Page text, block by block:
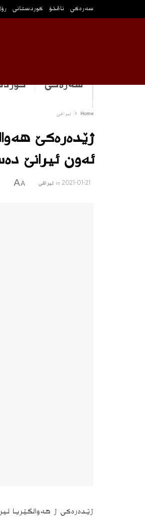
سه‌ره‌كی ناڤخۆ كوردستانى
سەرەکی
Home ئیراقی
ژێدەرەکێ
ئەون ئیرانێ
2021-01-21
in ئیراقی A
A
ژێده‌ره‌كى ژ هه‌والگێریا